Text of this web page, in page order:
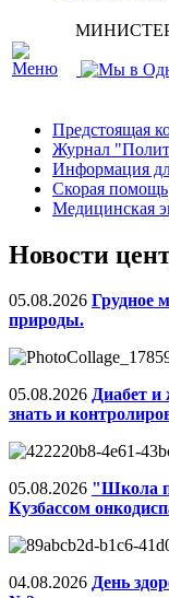
Предстоящая
Журнал
Информация
Скорая помощь
Медицинская
Новости
05.08.2026 Грудное
природы.
05.08.2026 Диабет и
знать и
05.08.2026 "Школа
Кузбассом
04.08.2026 День